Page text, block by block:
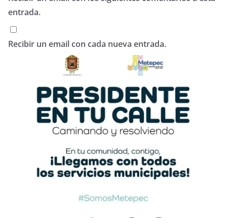
entrada.
Recibir un email con cada nueva entrada.